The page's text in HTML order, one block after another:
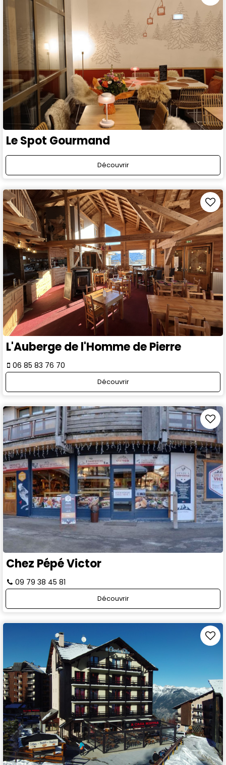
Le Spot Gourmand
Découvrir
L'Auberge de l'Homme de Pierre
06 85 83 76 70
Découvrir
Chez Pépé Victor
09 79 38 45 81
Découvrir